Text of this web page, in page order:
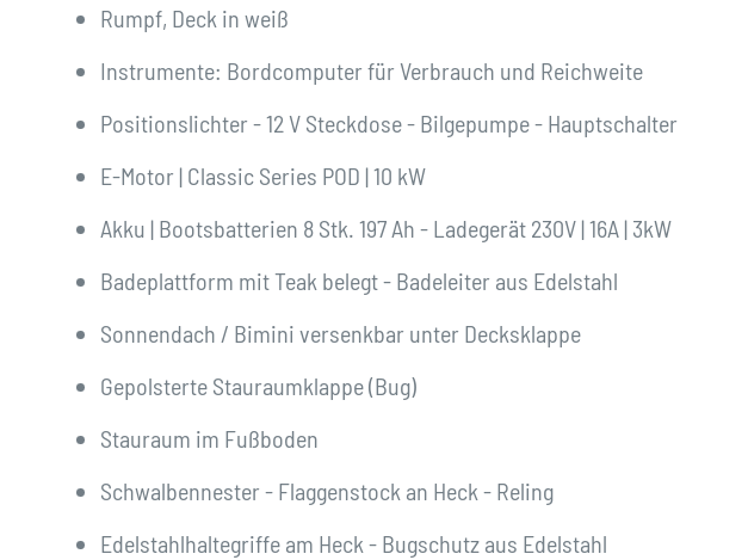
Rumpf, Deck in weiß
Instrumente: Bordcomputer für Verbrauch und Reichweite
Positionslichter - 12 V Steckdose - Bilgepumpe - Hauptschalter
E-Motor | Classic Series POD | 10 kW
Akku | Bootsbatterien 8 Stk. 197 Ah - Ladegerät 230V | 16A | 3kW
Badeplattform mit Teak belegt - Badeleiter aus Edelstahl
Sonnendach / Bimini versenkbar unter Decksklappe
Gepolsterte Stauraumklappe (Bug)
Stauraum im Fußboden
Schwalbennester - Flaggenstock an Heck - Reling
Edelstahlhaltegriffe am Heck - Bugschutz aus Edelstahl